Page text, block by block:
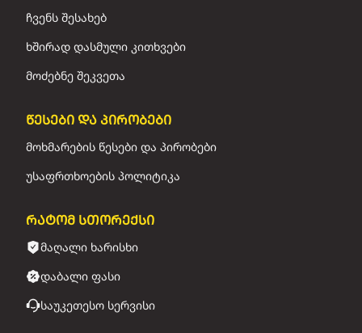
ჩვენს შესახებ
ხშირად დასმული კითხვები
მოძებნე შეკვეთა
წესები და პირობები
მოხმარების წესები და პირობები
უსაფრთხოების პოლიტიკა
რატომ სთორექსი
მაღალი ხარისხი
დაბალი ფასი
საუკეთესო სერვისი